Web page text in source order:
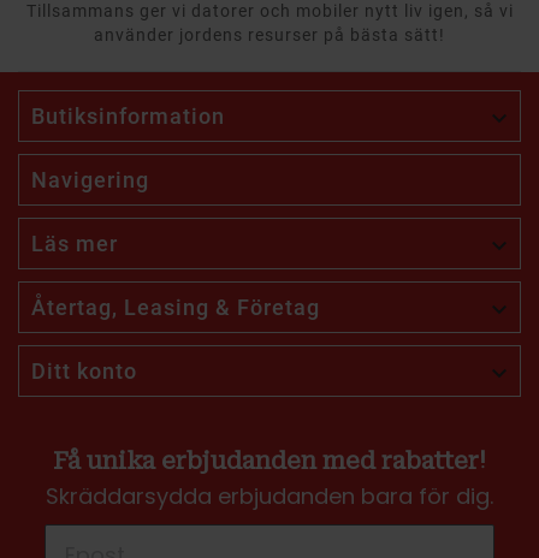
Tillsammans ger vi datorer och mobiler nytt liv igen, så vi
använder jordens resurser på bästa sätt!
Butiksinformation 
Navigering
Läs mer 
Återtag, Leasing & Företag 
Ditt konto 
Få unika erbjudanden med rabatter!
Skräddarsydda erbjudanden bara för dig.